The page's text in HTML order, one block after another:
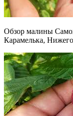
Обзор малины
Карамелька,